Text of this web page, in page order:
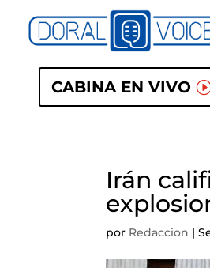
CABINA EN VIVO
Irán
por Redaccion |